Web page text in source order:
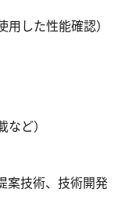
した性能確認）
ど）
案技術、技術開発